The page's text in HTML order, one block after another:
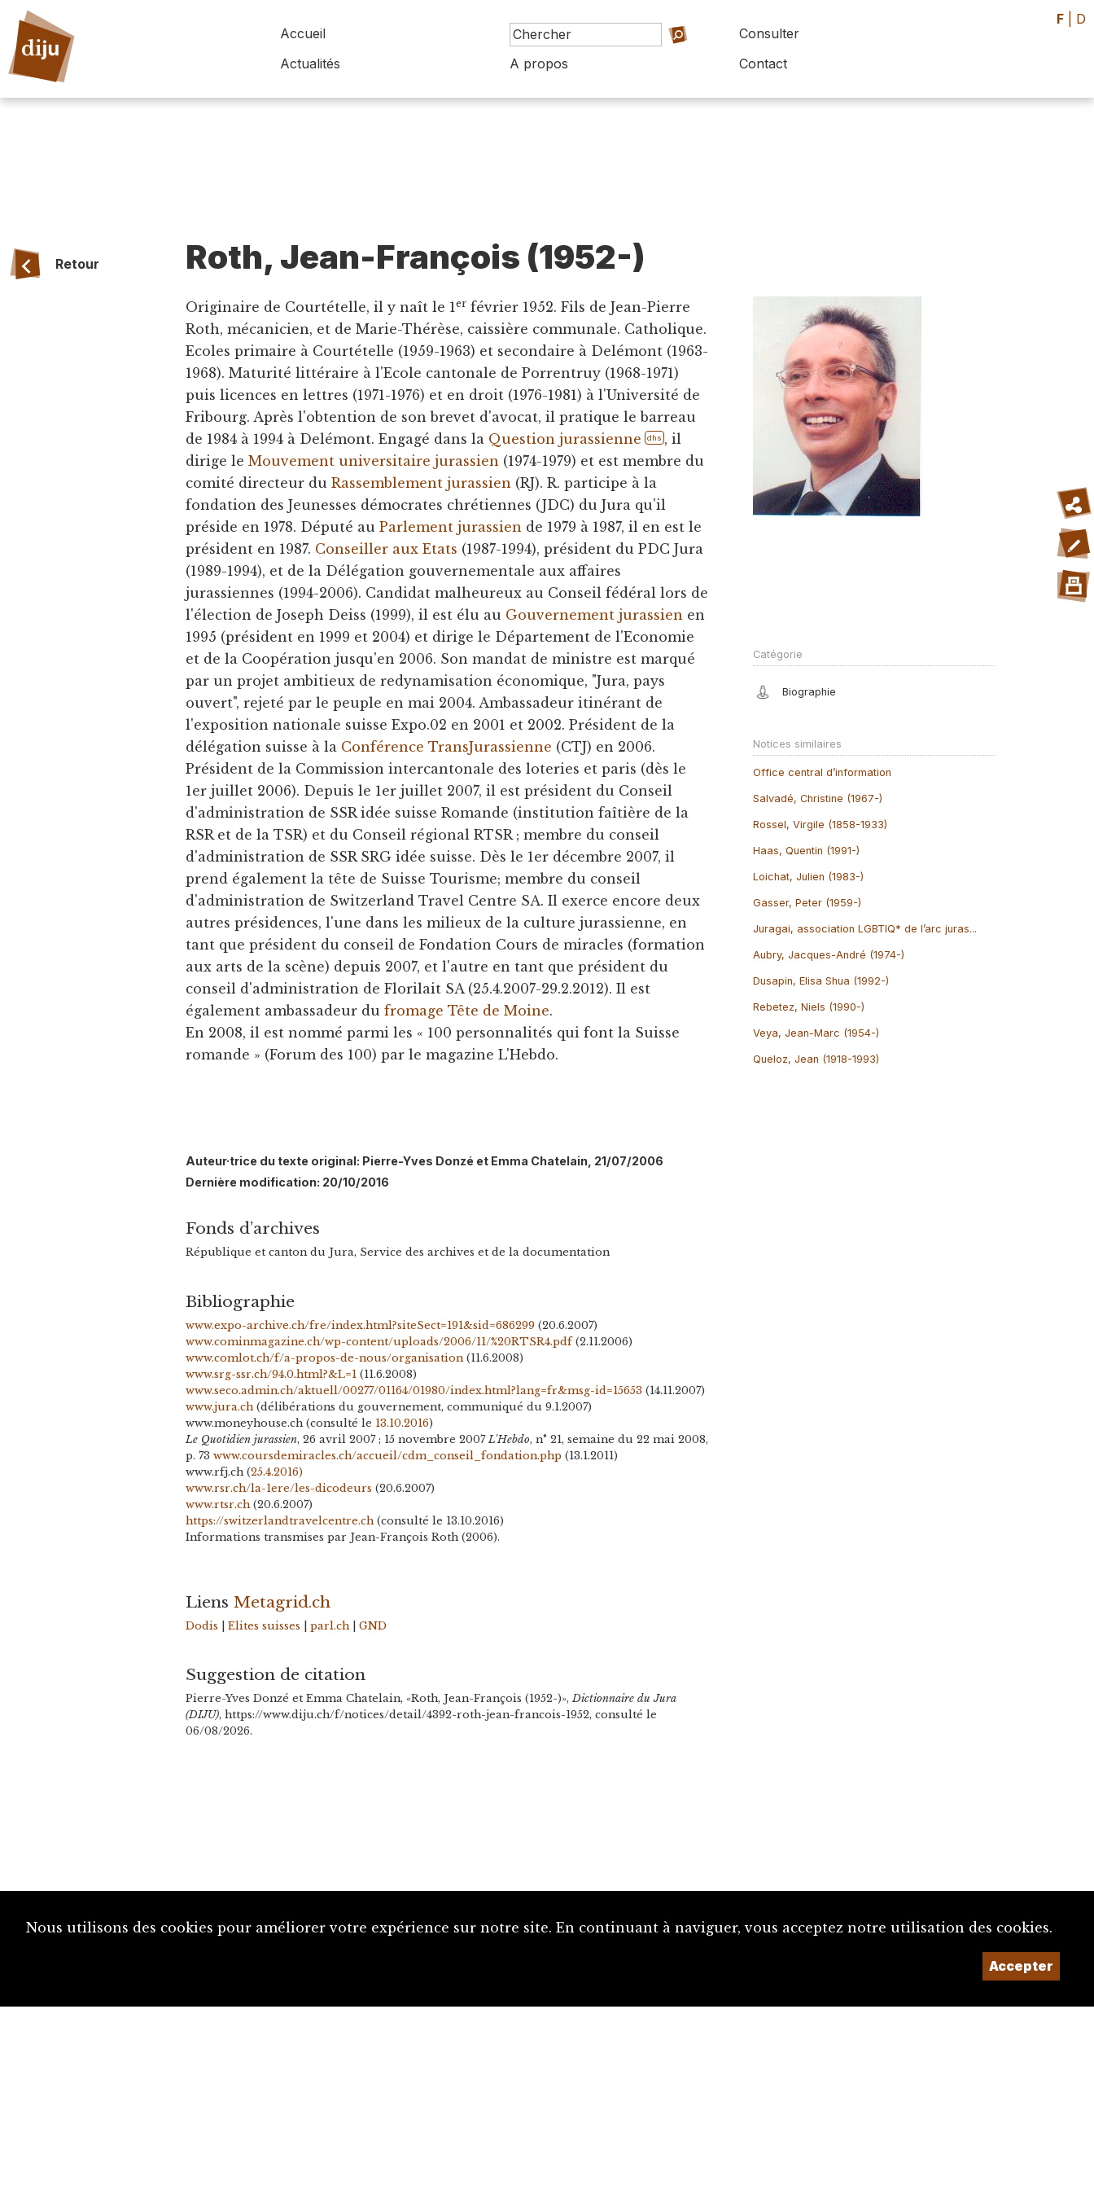
Accueil
Consulter
Actualités
A propos Contact
F D
Retour Roth, Jean-François (1952-)
Originaire de Courtételle, il y naît le 1er février 1952. Fils de Jean-Pierre
Roth, mécanicien, et de Marie-Thérèse, caissière communale. Catholique.
Ecoles primaire à Courtételle (1959-1963) et secondaire à Delémont (1963-
1968). Maturité littéraire à l'Ecole cantonale de Porrentruy (1968-1971)
puis licences en lettres (1971-1976) et en droit (1976-1981) à l'Université de
Fribourg. Après l'obtention de son brevet d'avocat, il pratique le barreau
de 1984 à 1994 à Delémont. Engagé dans la Question jurassienne dhs , il
dirige leMouvement universitaire jurassien (1974-1979) et est membre du
comité directeur duRassemblement jurassien (RJ). R. participe à la
fondation des Jeunesses démocrates chrétiennes (JDC) du Jura qu'il
préside en 1978. Député auParlement jurassien de 1979 à 1987, il en est le
président en 1987. Conseiller aux Etats (1987-1994), président du PDC Jura
(1989-1994), et de la Délégation gouvernementale aux affaires
jurassiennes (1994-2006). Candidat malheureux au Conseil fédéral lors de
l'élection de Joseph Deiss (1999), il est élu au Gouvernement jurassien en
1995 (président en 1999 et 2004) et dirige le Département de l'Economie
et de la Coopération jusqu'en 2006. Son mandat de ministre est marqué
par un projet ambitieux de redynamisation économique, "Jura, pays
ouvert", rejeté par le peuple en mai 2004. Ambassadeur itinérant de
l'exposition nationale suisse Expo.02 en 2001 et 2002. Président de la
délégation suisse à la Conférence TransJurassienne (CTJ) en 2006.
Président de la Commission intercantonale des loteries et paris (dès le
1er juillet 2006). Depuis le 1er juillet 2007, il est président du Conseil
d'administration de SSR idée suisse Romande (institution faîtière de la
RSR et de la TSR) et du Conseil régional RTSR ; membre du conseil
d'administration de SSR SRG idée suisse. Dès le 1er décembre 2007, il
prend également la tête de Suisse Tourisme; membre du conseil
d'administration de Switzerland Travel Centre SA. Il exerce encore deux
autres présidences, l'une dans les milieux de la culture jurassienne, en
tant que président du conseil de Fondation Cours de miracles (formation
aux arts de la scène) depuis 2007, et l'autre en tant que président du
conseil d'administration de Florilait SA (25.4.2007-29.2.2012). Il est
également ambassadeur dufromage Tête de Moine.
En 2008, il est nommé parmi les « 100 personnalités qui font la Suisse
romande » (Forum des 100) par le magazine L'Hebdo.
Auteur·trice du texte original: Pierre-Yves Donzé et Emma Chatelain, 21/07/2006
Dernière modification: 20/10/2016
Fonds d’archives
République et canton du Jura, Service des archives et de la documentation
Bibliographie
www.expo-archive.ch/fre/index.html?siteSect=191&sid=686299 (20.6.2007)
www.cominmagazine.ch/wp-content/uploads/2006/11/%20RTSR4.pdf(2.11.2006)
www.comlot.ch/f/a-propos-de-nous/organisation (11.6.2008)
www.srg-ssr.ch/94.0.html?&L=1 (11.6.2008)
www.seco.admin.ch/aktuell/00277/01164/01980/index.html?lang=fr&msg-id=15653 (14.11.2007)
www.jura.ch (délibérations du gouvernement, communiqué du 9.1.2007)
www.moneyhouse.ch (consulté le 13.10.2016)
Le Quotidien jurassien, 26 avril 2007 ; 15 novembre 2007 L'Hebdo, n° 21, semaine du 22 mai 2008,
p. 73www.coursdemiracles.ch/accueil/cdm_conseil_fondation.php (13.1.2011)
www.rfj.ch (25.4.2016)
www.rsr.ch/la-1ere/les-dicodeurs (20.6.2007)
www.rtsr.ch (20.6.2007)
https://switzerlandtravelcentre.ch (consulté le 13.10.2016)
Informations transmises par Jean-François Roth (2006).
LiensMetagrid.ch
Dodis |Elites suisses |parl.ch |GND
Suggestion de citation
Pierre-Yves Donzé et Emma Chatelain, «Roth, Jean-François (1952-)»,Dictionnaire du Jura
(DIJU), https://www.diju.ch/f/notices/detail/4392-roth-jean-francois-1952, consulté le
06/08/2026.
Catégorie
Biographie
Notices similaires
Office central d’information
Salvadé, Christine (1967-)
Rossel, Virgile (1858-1933)
Haas, Quentin (1991-)
Loichat, Julien (1983-)
Gasser, Peter (1959-)
Juragai, association LGBTIQ* de l’arc juras...
Aubry, Jacques-André (1974-)
Dusapin, Elisa Shua (1992-)
Rebetez, Niels (1990-)
Veya, Jean-Marc (1954-)
Queloz, Jean (1918-1993)
Nous utilisons des cookies pour améliorer votre expérience sur notre site. En continuant à naviguer, vous acceptez notre utilisation des cookies.
Accepter